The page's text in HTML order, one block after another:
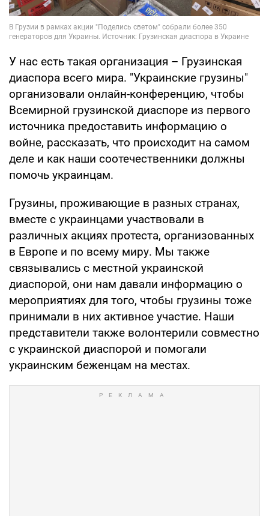
У нас есть такая организация – Грузинская
диаспора всего мира. "Украинские грузины"
организовали онлайн-конференцию, чтобы
Всемирной грузинской диаспоре из первого
источника предоставить информацию о
войне, рассказать, что происходит на самом
деле и как наши соотечественники должны
помочь украинцам.
Грузины, проживающие в разных странах,
вместе с украинцами участвовали в
различных акциях протеста, организованных
в Европе и по всему миру. Мы также
связывались с местной украинской
диаспорой, они нам давали информацию о
мероприятиях для того, чтобы грузины тоже
принимали в них активное участие. Наши
представители также волонтерили совместно
с украинской диаспорой и помогали
украинским беженцам на местах.